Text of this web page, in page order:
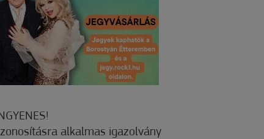
alkalmas igazolvány